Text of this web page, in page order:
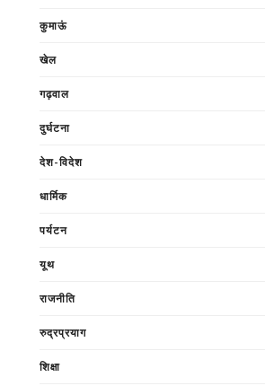
कुमाऊं
खेल
गढ़वाल
दुर्घटना
देश-विदेश
धार्मिक
पर्यटन
यूथ
राजनीति
रुद्रप्रयाग
शिक्षा